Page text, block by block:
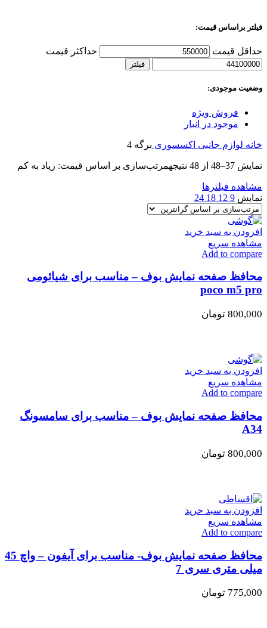
فیلتر براساس قیمت:
حداقل قیمت حداکثر قیمت
فیلتر
وضعیت موجودی:
فروش ویژه
موجود در انبار
خانه لوازم جانبی اکسسوری برگه 4
نمایش 37–48 از 48 نتیجه مرتب‌سازی بر اساس قیمت: زیاد به کم
مشاهده فیلترها
نمایش 9
12
18
24
افزودن به سبد خرید
مشاهده سریع
Add to compare
محافظ صفحه نمایش بوف – مناسب برای شیائومی
poco m5 pro
800,000 تومان
افزودن به سبد خرید
مشاهده سریع
Add to compare
محافظ صفحه نمایش بوف – مناسب برای سامسونگ
A34
800,000 تومان
افزودن به سبد خرید
مشاهده سریع
Add to compare
محافظ صفحه نمایش بوف- مناسب برای آیفون – واچ 45
میلی متری سری 7
775,000 تومان